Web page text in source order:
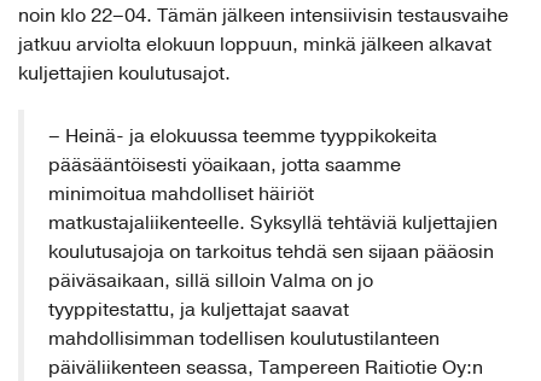
noin klo 22–04. Tämän jälkeen intensiivisin testausvaihe
jatkuu arviolta elokuun loppuun, minkä jälkeen alkavat
kuljettajien koulutusajot.
– Heinä- ja elokuussa teemme tyyppikokeita
pääsääntöisesti yöaikaan, jotta saamme
minimoitua mahdolliset häiriöt
matkustajaliikenteelle. Syksyllä tehtäviä kuljettajien
koulutusajoja on tarkoitus tehdä sen sijaan pääosin
päiväsaikaan, sillä silloin Valma on jo
tyyppitestattu, ja kuljettajat saavat
mahdollisimman todellisen koulutustilanteen
päiväliikenteen seassa, Tampereen Raitiotie Oy:n